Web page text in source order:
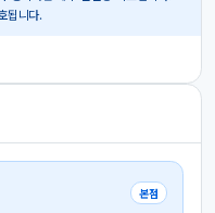
됩니다.
본점